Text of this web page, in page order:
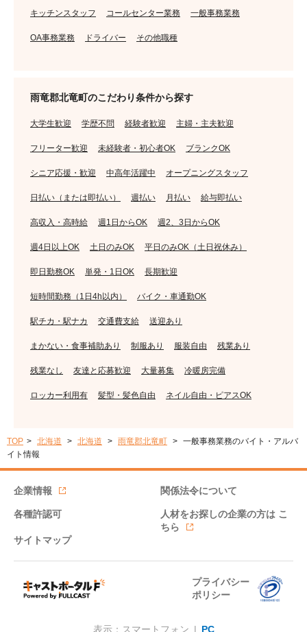
キッチンスタッフ コールセンター業務 一般事務業務
OA事務業務 ドライバー その他職種
雨竜郡北竜町のこだわり条件から探す
大学生歓迎 学歴不問 経験者歓迎 主婦・主夫歓迎
フリーター歓迎 未経験者・初心者OK ブランクOK
シニア応援・歓迎 中高年活躍中 オープニングスタッフ
日払い（または即払い） 週払い 月払い 給与即払い
高収入・高時給 週1日からOK 週2、3日からOK
週4日以上OK 土日のみOK 平日のみOK（土日祝休み）
即日勤務OK 単発・1日OK 長期歓迎
短時間勤務（1日4h以内） バイク・車通勤OK
駅チカ・駅ナカ 交通費支給 送迎あり
まかない・食事補助あり 制服あり 服装自由 残業あり
残業なし 友達と応募歓迎 大量募集 冷暖房完備
ロッカー利用有 髪型・髪色自由 ネイル自由・ピアスOK
TOP 北海道 北海道 雨竜郡北竜町
一般事務業務のバイト・アルバ
イト情報
企業情報 関係法令について
各種許認可 人材をお探しの企業の方は こ
ちら
サイトマップ
プライバシー
ポリシー
表示：スマートフォン | PC